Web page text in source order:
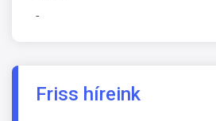
-
Friss híreink